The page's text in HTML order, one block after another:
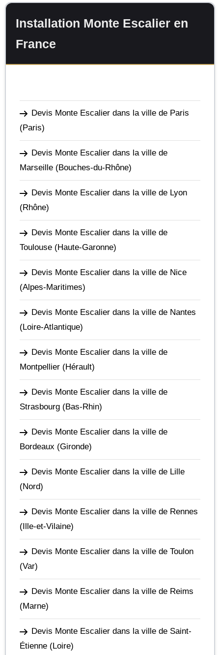
Installation Monte Escalier en
France
Devis Monte Escalier dans la ville de Paris
(Paris)
Devis Monte Escalier dans la ville de
Marseille (Bouches-du-Rhône)
Devis Monte Escalier dans la ville de Lyon
(Rhône)
Devis Monte Escalier dans la ville de
Toulouse (Haute-Garonne)
Devis Monte Escalier dans la ville de Nice
(Alpes-Maritimes)
Devis Monte Escalier dans la ville de Nantes
(Loire-Atlantique)
Devis Monte Escalier dans la ville de
Montpellier (Hérault)
Devis Monte Escalier dans la ville de
Strasbourg (Bas-Rhin)
Devis Monte Escalier dans la ville de
Bordeaux (Gironde)
Devis Monte Escalier dans la ville de Lille
(Nord)
Devis Monte Escalier dans la ville de Rennes
(Ille-et-Vilaine)
Devis Monte Escalier dans la ville de Toulon
(Var)
Devis Monte Escalier dans la ville de Reims
(Marne)
Devis Monte Escalier dans la ville de Saint-
Étienne (Loire)